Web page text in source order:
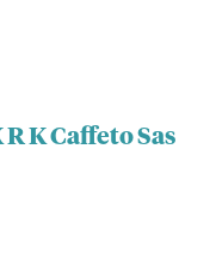
K Caffeto Sas